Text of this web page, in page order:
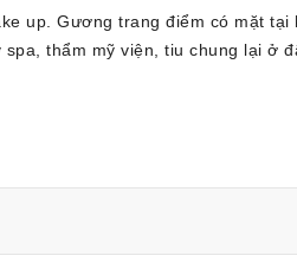
up. Gương trang điểm có mặt tại
thẩm mỹ viện, tiu chung lại ở